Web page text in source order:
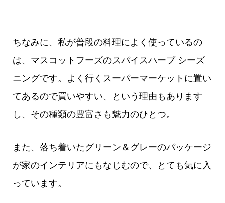
ちなみに、私が普段の料理によく使っているの
は、マスコットフーズのスパイスハーブ シーズ
ニングです。よく行くスーパーマーケットに置い
てあるので買いやすい、という理由もあります
し、その種類の豊富さも魅力のひとつ。
また、落ち着いたグリーン＆グレーのパッケージ
が家のインテリアにもなじむので、とても気に入
っています。